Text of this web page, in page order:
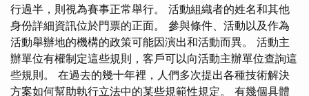
行過半，則視為賽事正常舉行。 活動組織者的姓名和其他
身份詳細資訊位於門票的正面。 參與條件、活動以及作為
活動舉辦地的機構的政策可能因演出和活動而異。 活動主
辦單位有權制定這些規則，客戶可以向活動主辦單位查詢這
些規則。 在過去的幾十年裡，人們多次提出各種技術解決
方案如何幫助執行立法中的某些規範性規定。 有幾個具體